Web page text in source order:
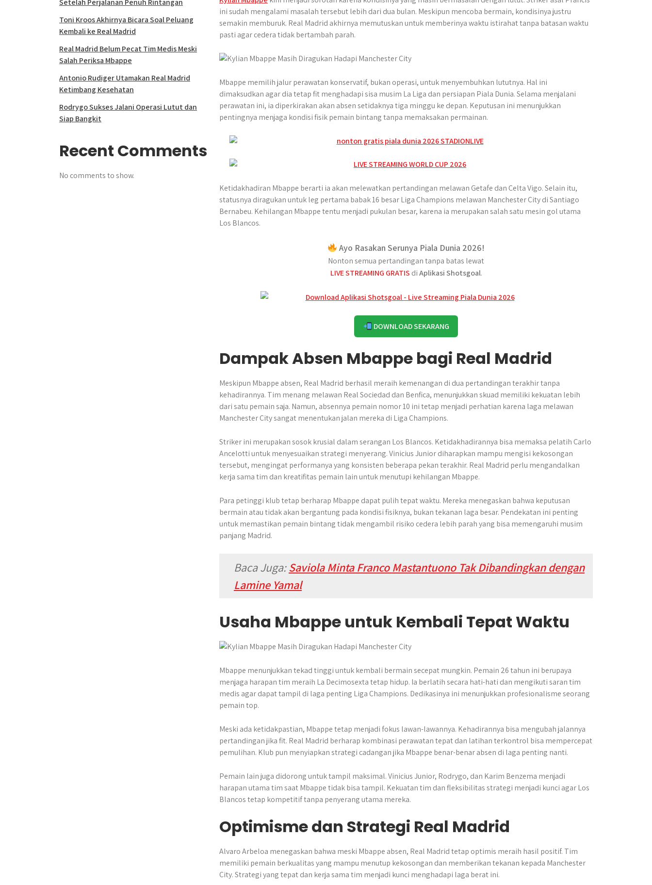
t
t
e
t
s
A
e
b
o
s
e
n
r
e
g
r
p
e
e
ini sudah mengalami masalah tersebut lebih dari dua bulan. Meskipun mencoba bermain, kondisinya justru
semakin memburuk. Real Madrid akhirnya memutuskan untuk memberinya waktu istirahat tanpa batasan waktu
pasti agar cedera tidak bertambah parah.
Mbappe memilih jalur perawatan konservatif, bukan operasi, untuk menyembuhkan lututnya. Hal ini
dimaksudkan agar dia tetap fit menghadapi sisa musim La Liga dan persiapan Piala Dunia. Selama menjalani
perawatan ini, ia diperkirakan akan absen setidaknya tiga minggu ke depan. Keputusan ini menunjukkan
pentingnya menjaga kondisi fisik pemain bintang tanpa memaksakan permainan.
Ketidakhadiran Mbappe berarti ia akan melewatkan pertandingan melawan Getafe dan Celta Vigo. Selain itu,
statusnya diragukan untuk leg pertama babak 16 besar Liga Champions melawan Manchester City di Santiago
Bernabeu. Kehilangan Mbappe tentu menjadi pukulan besar, karena ia merupakan salah satu mesin gol utama
Los Blancos.
Ayo Rasakan Serunya Piala Dunia 2026!
Nonton semua pertandingan tanpa batas lewat
LIVE STREAMING GRATIS diAplikasi Shotsgoal.
DOWNLOAD SEKARANG
Dampak Absen Mbappe bagi Real Madrid
Meskipun Mbappe absen, Real Madrid berhasil meraih kemenangan di dua pertandingan terakhir tanpa
kehadirannya. Tim menang melawan Real Sociedad dan Benfica, menunjukkan skuad memiliki kekuatan lebih
dari satu pemain saja. Namun, absennya pemain nomor 10 ini tetap menjadi perhatian karena laga melawan
Manchester City sangat menentukan jalan mereka di Liga Champions.
Striker ini merupakan sosok krusial dalam serangan Los Blancos. Ketidakhadirannya bisa memaksa pelatih Carlo
Ancelotti untuk menyesuaikan strategi menyerang. Vinicius Junior diharapkan mampu mengisi kekosongan
tersebut, mengingat performanya yang konsisten beberapa pekan terakhir. Real Madrid perlu mengandalkan
kerja sama tim dan kreatifitas pemain lain untuk menutupi kehilangan Mbappe.
Para petinggi klub tetap berharap Mbappe dapat pulih tepat waktu. Mereka menegaskan bahwa keputusan
bermain atau tidak akan bergantung pada kondisi fisiknya, bukan tekanan laga besar. Pendekatan ini penting
untuk memastikan pemain bintang tidak mengambil risiko cedera lebih parah yang bisa memengaruhi musim
panjang Madrid.
Baca Juga:Saviola Minta Franco Mastantuono Tak Dibandingkan dengan
Lamine Yamal
Usaha Mbappe untuk Kembali Tepat Waktu
Mbappe menunjukkan tekad tinggi untuk kembali bermain secepat mungkin. Pemain 26 tahun ini berupaya
menjaga harapan tim meraih La Decimosexta tetap hidup. Ia berlatih secara hati-hati dan mengikuti saran tim
medis agar dapat tampil di laga penting Liga Champions. Dedikasinya ini menunjukkan profesionalisme seorang
pemain top.
Meski ada ketidakpastian, Mbappe tetap menjadi fokus lawan-lawannya. Kehadirannya bisa mengubah jalannya
pertandingan jika fit. Real Madrid berharap kombinasi perawatan tepat dan latihan terkontrol bisa mempercepat
pemulihan. Klub pun menyiapkan strategi cadangan jika Mbappe benar-benar absen di laga penting nanti.
Pemain lain juga didorong untuk tampil maksimal. Vinicius Junior, Rodrygo, dan Karim Benzema menjadi
harapan utama tim saat Mbappe tidak bisa tampil. Kekuatan tim dan fleksibilitas strategi menjadi kunci agar Los
Blancos tetap kompetitif tanpa penyerang utama mereka.
Optimisme dan Strategi Real Madrid
Alvaro Arbeloa menegaskan bahwa meski Mbappe absen, Real Madrid tetap optimis meraih hasil positif. Tim
memiliki pemain berkualitas yang mampu menutup kekosongan dan memberikan tekanan kepada Manchester
City. Strategi yang tepat dan kerja sama tim menjadi kunci menghadapi laga berat ini.
Setelah Perjalanan Penuh Rintangan
Toni Kroos Akhirnya Bicara Soal Peluang
Kembali ke Real Madrid
Real Madrid Belum Pecat Tim Medis Meski
Salah Periksa Mbappe
Antonio Rudiger Utamakan Real Madrid
Ketimbang Kesehatan
Rodrygo Sukses Jalani Operasi Lutut dan
Siap Bangkit
Recent Comments
No comments to show.